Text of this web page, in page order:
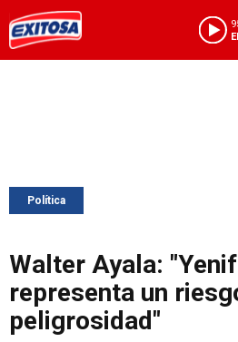
Política
Walter Ayala:
representa un
peligrosidad"